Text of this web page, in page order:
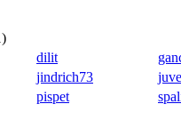
)
dilit
jindrich73
pispet